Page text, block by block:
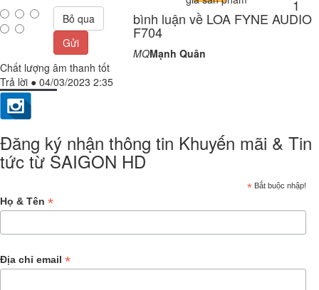
Bỏ qua
Gửi
1
bình luận về LOA FYNE AUDIO
F704
MQMạnh Quân
Chất lượng âm thanh tốt
Trả lời ● 04/03/2023 2:35
Đăng ký nhận thông tin Khuyến mãi & Tin
tức từ SAIGON HD
* Bắt buộc nhập!
Họ & Tên *
Địa chỉ email *